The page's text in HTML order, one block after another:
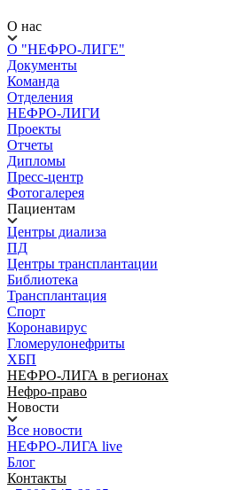
О нас
О "НЕФРО-ЛИГЕ"
Документы
Команда
Отделения
НЕФРО-ЛИГИ
Проекты
Отчеты
Дипломы
Пресс-центр
Фотогалерея
Пациентам
Центры диализа
ПД
Центры трансплантации
Библиотека
Трансплантация
Спорт
Коронавирус
Гломерулонефриты
ХБП
НЕФРО-ЛИГА в регионах
Нефро-право
Новости
Все новости
НЕФРО-ЛИГА live
Блог
Контакты